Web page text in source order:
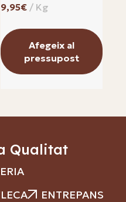
€
Afegeix al
pressupost
Qualitat
ENTREPANS